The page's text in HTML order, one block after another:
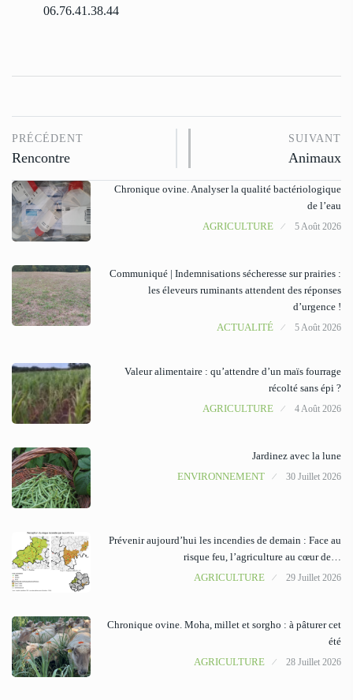
06.76.41.38.44
PRÉCÉDENT
Rencontre
SUIVANT
Animaux
Chronique ovine. Analyser la qualité bactériologique
de l’eau
AGRICULTURE
5 Août 2026
Communiqué | Indemnisations sécheresse sur prairies :
les éleveurs ruminants attendent des réponses
d’urgence !
ACTUALITÉ
5 Août 2026
Valeur alimentaire : qu’attendre d’un maïs fourrage
récolté sans épi ?
AGRICULTURE
4 Août 2026
Jardinez avec la lune
ENVIRONNEMENT
30 Juillet 2026
Prévenir aujourd’hui les incendies de demain : Face au
risque feu, l’agriculture au cœur de…
AGRICULTURE
29 Juillet 2026
Chronique ovine. Moha, millet et sorgho : à pâturer cet
été
AGRICULTURE
28 Juillet 2026